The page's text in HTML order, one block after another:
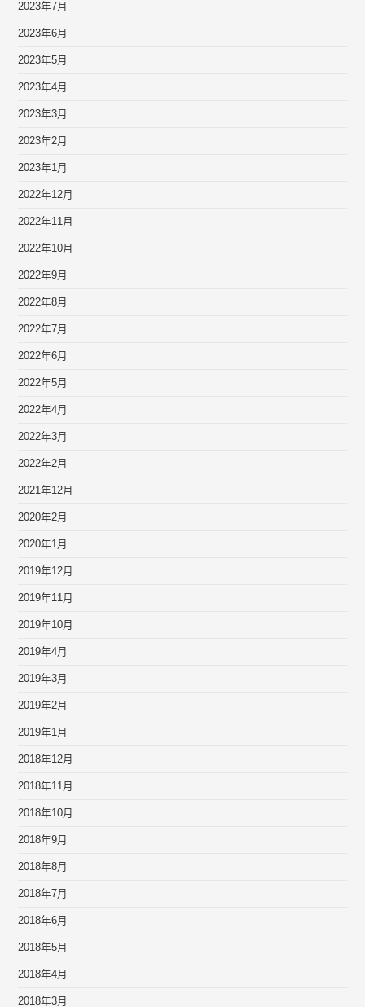
2023年7月
2023年6月
2023年5月
2023年4月
2023年3月
2023年2月
2023年1月
2022年12月
2022年11月
2022年10月
2022年9月
2022年8月
2022年7月
2022年6月
2022年5月
2022年4月
2022年3月
2022年2月
2021年12月
2020年2月
2020年1月
2019年12月
2019年11月
2019年10月
2019年4月
2019年3月
2019年2月
2019年1月
2018年12月
2018年11月
2018年10月
2018年9月
2018年8月
2018年7月
2018年6月
2018年5月
2018年4月
2018年3月